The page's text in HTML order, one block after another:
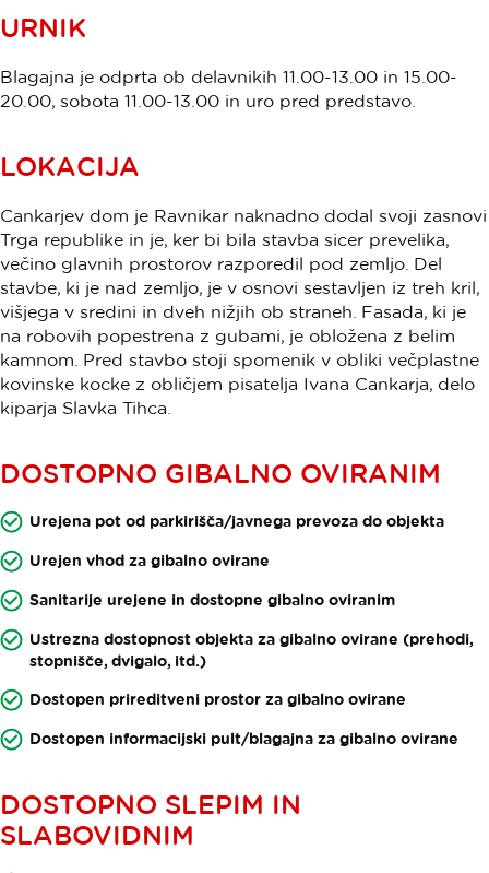
URNIK
Blagajna je odprta ob delavnikih 11.00-13.00 in 15.00-
20.00, sobota 11.00-13.00 in uro pred predstavo.
LOKACIJA
Cankarjev dom je Ravnikar naknadno dodal svoji zasnovi
Trga republike in je, ker bi bila stavba sicer prevelika,
večino glavnih prostorov razporedil pod zemljo. Del
stavbe, ki je nad zemljo, je v osnovi sestavljen iz treh kril,
višjega v sredini in dveh nižjih ob straneh. Fasada, ki je
na robovih popestrena z gubami, je obložena z belim
kamnom. Pred stavbo stoji spomenik v obliki večplastne
kovinske kocke z obličjem pisatelja Ivana Cankarja, delo
kiparja Slavka Tihca.
DOSTOPNO GIBALNO OVIRANIM
Urejena pot od parkirišča/javnega prevoza do objekta
Urejen vhod za gibalno ovirane
Sanitarije urejene in dostopne gibalno oviranim
Ustrezna dostopnost objekta za gibalno ovirane (prehodi,
stopnišče, dvigalo, itd.)
Dostopen prireditveni prostor za gibalno ovirane
Dostopen informacijski pult/blagajna za gibalno ovirane
DOSTOPNO SLEPIM IN
SLABOVIDNIM